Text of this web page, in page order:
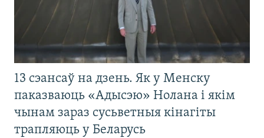
13 сэансаў на дзень. Як у Менску
паказваюць «Адысэю» Нолана і якім
чынам зараз сусьветныя кінагіты
трапляюць у Беларусь